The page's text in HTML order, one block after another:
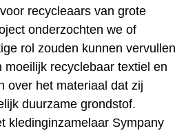
recycleaars van grote
onderzochten we of
rol zouden kunnen vervullen
moeilijk recyclebaar textiel en
over het materiaal dat zij
duurzame grondstof.
kledinginzamelaar Sympany